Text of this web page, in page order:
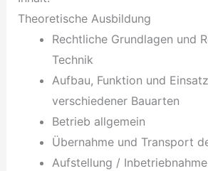
Theoretische Ausbildung
Rechtliche Grundlagen und
Technik
Aufbau, Funktion und
verschiedener Bauarten
Betrieb allgemein
Übernahme und Transport
Aufstellung /